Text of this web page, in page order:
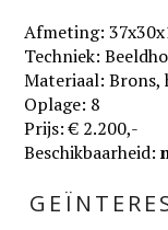
Afmeting:
Techniek:
Materiaal: Brons,
Oplage: 8
Prijs: € 2.200,-
Beschikbaarheid: